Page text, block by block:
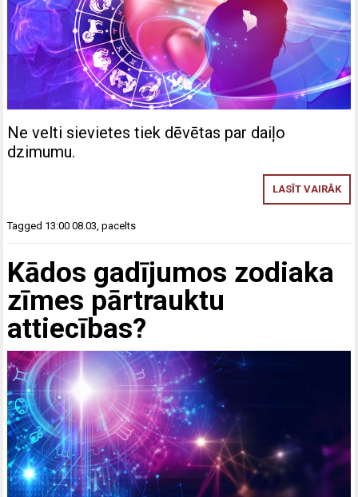
Ne velti sievietes tiek dēvētas par daiļo
dzimumu.
LASĪT VAIRĀK
Tagged 13:00 08.03 ,pacelts
Kādos gadījumos zodiaka
zīmes pārtrauktu
attiecības?